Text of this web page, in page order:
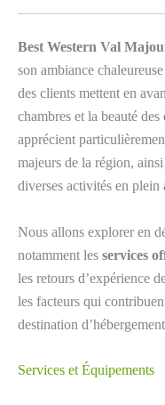
Best Western Val
son ambiance
des clients mettent en
chambres et la beauté
apprécient
majeurs de la région,
diverses activités en plein
Nous allons explorer en
notamment les services
les retours d’expérience
les facteurs qui
destination
Services et Équipements